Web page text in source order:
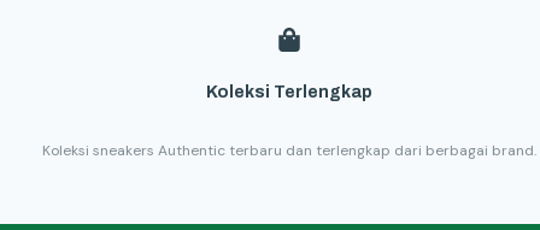
Koleksi Terlengkap
Koleksi sneakers Authentic terbaru dan terlengkap dari berbagai brand.